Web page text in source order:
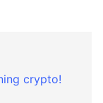
crypto!